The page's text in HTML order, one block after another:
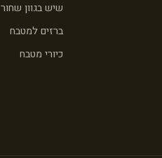
שיש בגוון שחור
ברזים למטבח
כיורי מטבח